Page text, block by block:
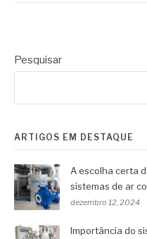
Pesquisar
ARTIGOS EM DESTAQUE
A escolha certa
sistemas de ar
dezembro 12, 2024
Importância do